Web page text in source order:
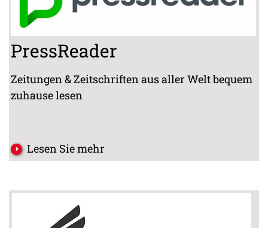
PressReader
Zeitungen & Zeitschriften aus aller Welt bequem
zuhause lesen
Lesen Sie mehr